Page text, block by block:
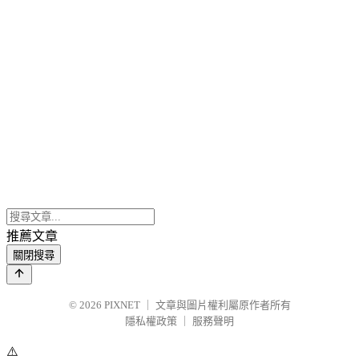
推薦文章
關閉搜尋
© 2026 PIXNET
文章與圖片權利屬原作者所有
隱私權政策
服務聲明
⚠️